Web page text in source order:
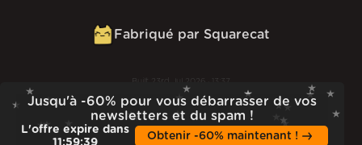
Jusqu'à -60% pour vous débarrasser de vos
newsletters et du spam !
L'offre expire dans
11 :59:38
Obtenir -60% maintenant !
Fabriqué par Squarecat
Built 23rd Jul 2026 · 13:37
v 1.55.1